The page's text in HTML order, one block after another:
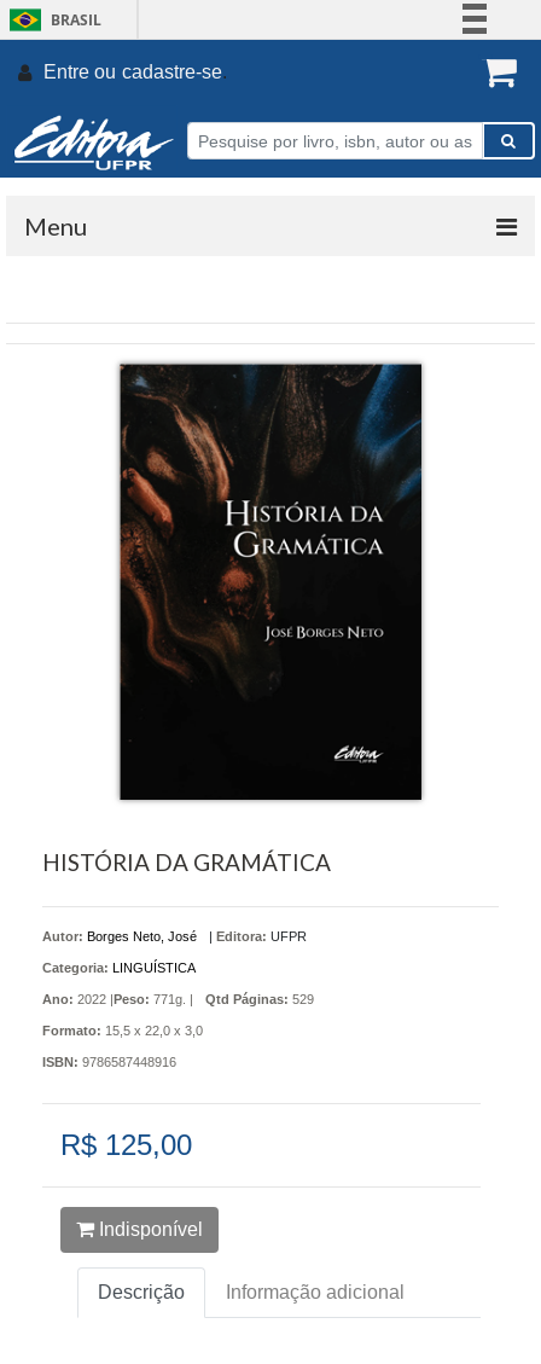
BRASIL
Participe
Entre ou cadastre-se.
Menu
HISTÓRIA DA GRAMÁTICA
Autor: Borges Neto, José Editora: UFPR
Categoria: LINGUÍSTICA
Ano: 2022 | Peso: 771g. | Qtd Páginas: 529
Formato: 15,5 x 22,0 x 3,0
ISBN: 9786587448916
R$ 125,00
Indisponível
Descrição Informação adicional